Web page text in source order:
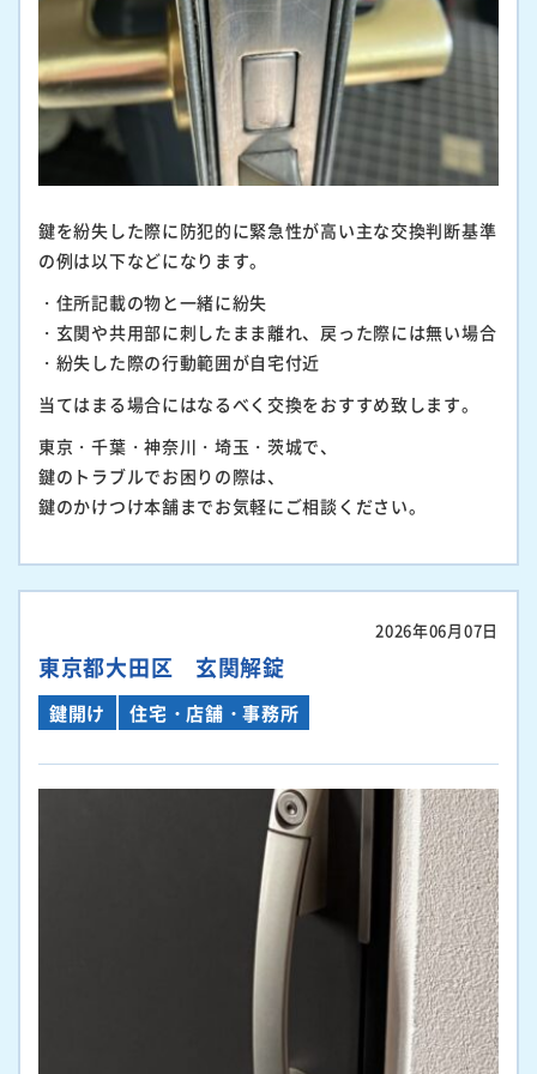
鍵を紛失した際に防犯的に緊急性が高い主な交換判断基準
の例は以下などになります。
・住所記載の物と一緒に紛失
・玄関や共用部に刺したまま離れ、戻った際には無い場合
・紛失した際の行動範囲が自宅付近
当てはまる場合にはなるべく交換をおすすめ致します。
東京・千葉・神奈川・埼玉・茨城で、
鍵のトラブルでお困りの際は、
鍵のかけつけ本舗までお気軽にご相談ください。
2026年06月07日
東京都大田区 玄関解錠
鍵開け 住宅・店舗・事務所